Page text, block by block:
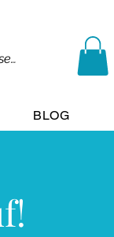
Punkte ansehen
BLOG